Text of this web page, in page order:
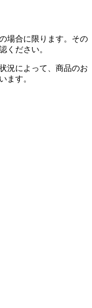
場合に限ります。その
ください。
況によって、商品のお
ます。